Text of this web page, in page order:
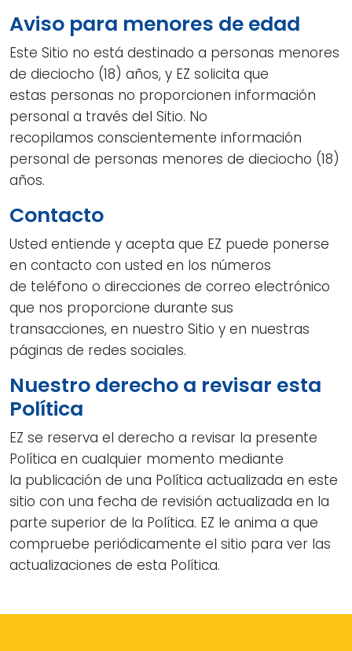
Aviso para menores de edad
Este Sitio no está destinado a personas menores
de dieciocho (18) años, y EZ solicita que
estas personas no proporcionen información
personal a través del Sitio. No
recopilamos conscientemente información
personal de personas menores de dieciocho (18)
años.
Contacto
Usted entiende y acepta que EZ puede ponerse
en contacto con usted en los números
de teléfono o direcciones de correo electrónico
que nos proporcione durante sus
transacciones, en nuestro Sitio y en nuestras
páginas de redes sociales.
Nuestro derecho a revisar esta
Política
EZ se reserva el derecho a revisar la presente
Política en cualquier momento mediante
la publicación de una Política actualizada en este
sitio con una fecha de revisión actualizada en la
parte superior de la Política. EZ le anima a que
compruebe periódicamente el sitio para ver las
actualizaciones de esta Política.